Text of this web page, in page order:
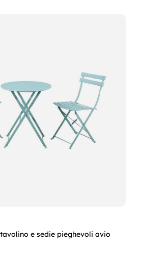
e sedie pieghevoli avio